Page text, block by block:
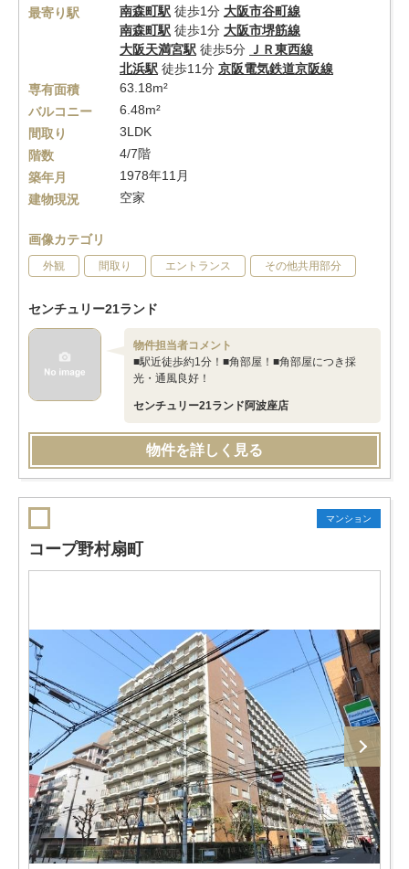
最寄り駅
南森町駅 徒歩1分 大阪市谷町線
南森町駅 徒歩1分 大阪市堺筋線
大阪天満宮駅 徒歩5分 ＪＲ東西線
北浜駅 徒歩11分 京阪電気鉄道京阪線
専有面積
63.18m²
バルコニー
6.48m²
間取り
3LDK
階数
4/7階
築年月
1978年11月
建物現況
空家
画像カテゴリ
外観 間取り エントランス その他共用部分
センチュリー21ランド
物件担当者コメント
■駅近徒歩約1分！■角部屋！■角部屋につき採
光・通風良好！
センチュリー21ランド阿波座店
物件を詳しく見る
マンション
コープ野村扇町